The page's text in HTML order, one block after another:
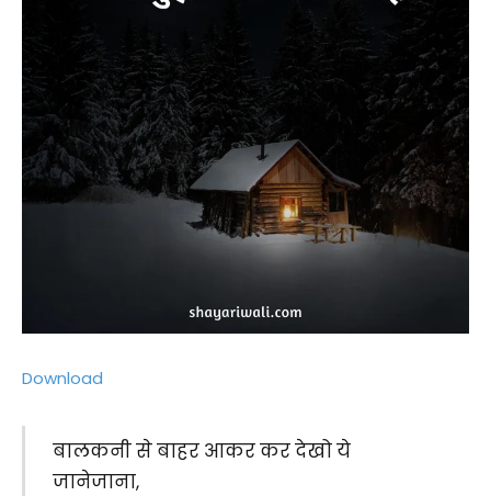
Download
बालकनी से बाहर आकर कर देखो ये
जानेजाना,